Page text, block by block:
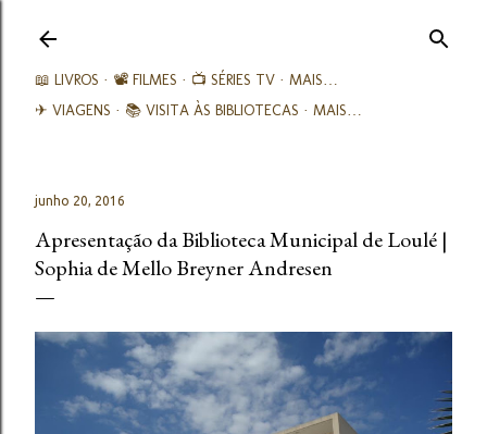
📖 LIVROS 📽️ FILMES 📺 SÉRIES TV
MAIS…
✈ VIAGENS
📚︎ VISITA ÀS BIBLIOTECAS MAIS…
junho 20, 2016
Apresentação da Biblioteca Municipal de Loulé |
Sophia de Mello Breyner Andresen